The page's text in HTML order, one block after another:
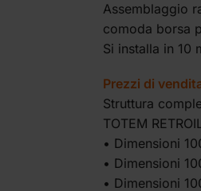
Assemblaggio
comoda borsa
Si installa in 10
Prezzi di
Struttura
TOTEM
• Dimensioni
• Dimensioni
• Dimensioni